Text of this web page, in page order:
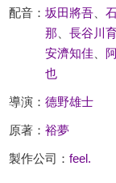
配音： 坂田將吾、
那
長谷川
安濟知佳
也
導演： 德野雄士
原著： 裕夢
製作公司： feel.